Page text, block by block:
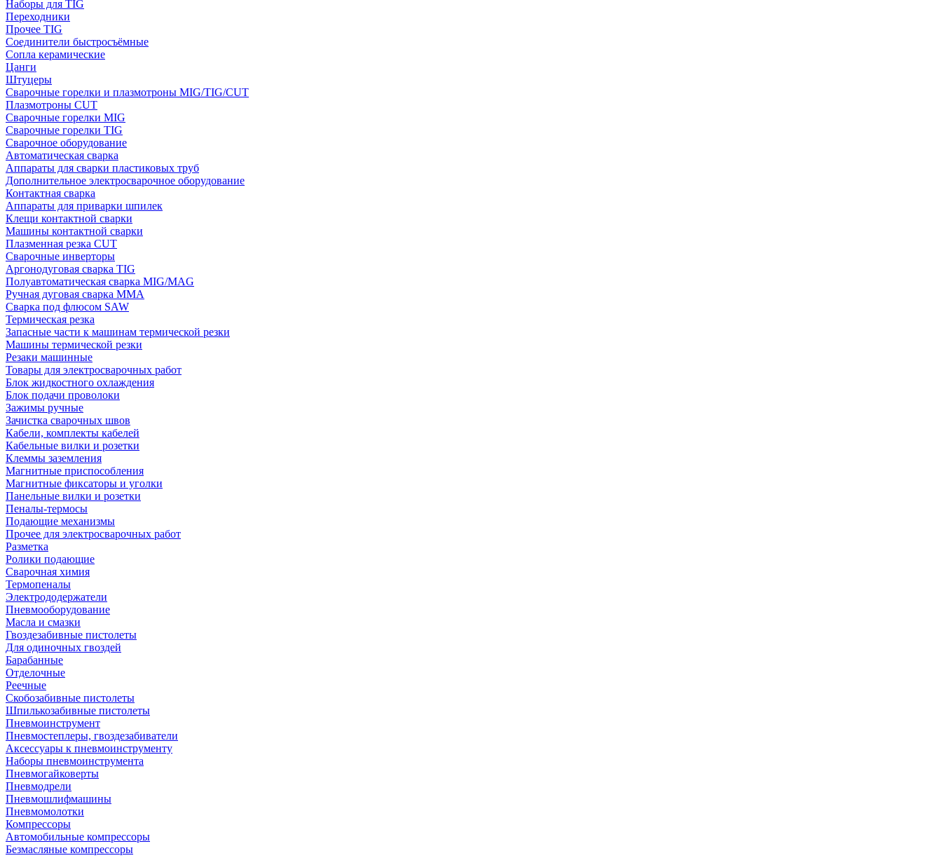
Наборы для TIG
Переходники
Прочее TIG
Соединители быстросъёмные
Сопла керамические
Цанги
Штуцеры
Сварочные горелки и плазмотроны MIG/TIG/CUT
Плазмотроны CUT
Сварочные горелки MIG
Сварочные горелки TIG
Сварочное оборудование
Автоматическая сварка
Аппараты для сварки пластиковых труб
Дополнительное электросварочное оборудование
Контактная сварка
Аппараты для приварки шпилек
Клещи контактной сварки
Машины контактной сварки
Плазменная резка CUT
Сварочные инверторы
Аргонодуговая сварка TIG
Полуавтоматическая сварка MIG/MAG
Ручная дуговая сварка MMA
Сварка под флюсом SAW
Термическая резка
Запасные части к машинам термической резки
Машины термической резки
Резаки машинные
Товары для электросварочных работ
Блок жидкостного охлаждения
Блок подачи проволоки
Зажимы ручные
Зачистка сварочных швов
Кабели, комплекты кабелей
Кабельные вилки и розетки
Клеммы заземления
Магнитные приспособления
Магнитные фиксаторы и уголки
Панельные вилки и розетки
Пеналы-термосы
Подающие механизмы
Прочее для электросварочных работ
Разметка
Ролики подающие
Сварочная химия
Термопеналы
Электрододержатели
Пневмооборудование
Масла и смазки
Гвоздезабивные пистолеты
Для одиночных гвоздей
Барабанные
Отделочные
Реечные
Скобозабивные пистолеты
Шпилькозабивные пистолеты
Пневмоинструмент
Пневмостеплеры, гвоздезабиватели
Аксессуары к пневмоинструменту
Наборы пневмоинструмента
Пневмогайковерты
Пневмодрели
Пневмошлифмашины
Пневмомолотки
Компрессоры
Автомобильные компрессоры
Безмасляные компрессоры